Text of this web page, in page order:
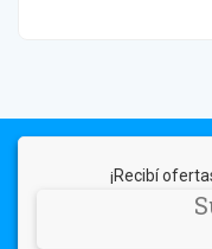
¡Recibí